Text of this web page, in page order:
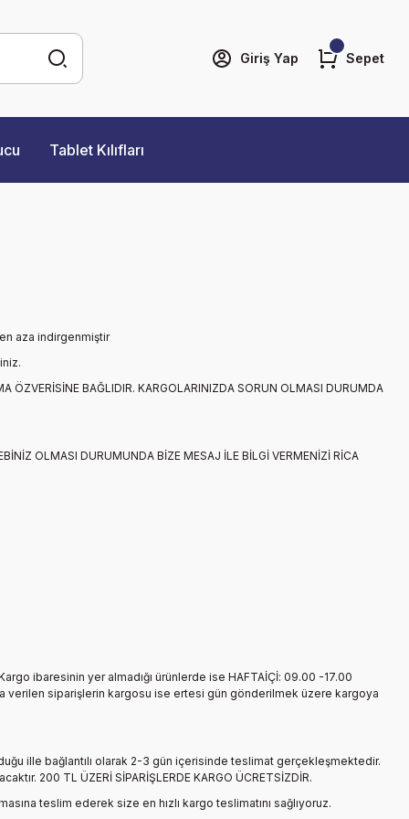
Giriş Yap Sepet
Tablet Kılıfları
aza indirgenmiştir
ÖZVERİSİNE BAĞLIDIR. KARGOLARINIZDA SORUN OLMASI DURUMDA
OLMASI DURUMUNDA BİZE MESAJ İLE BİLGİ VERMENİZİ RİCA
ibaresinin yer almadığı ürünlerde ise HAFTAİÇİ: 09.00 -17.00
verilen siparişlerin kargosu ise ertesi gün gönderilmek üzere kargoya
ille bağlantılı olarak 2-3 gün içerisinde teslimat gerçekleşmektedir.
200 TL ÜZERİ SİPARİŞLERDE KARGO ÜCRETSİZDİR.
teslim ederek size en hızlı kargo teslimatını sağlıyoruz.